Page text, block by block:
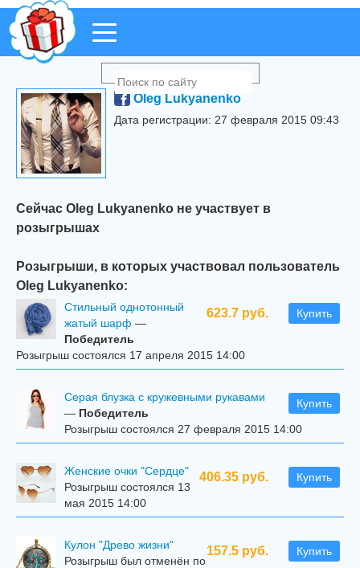
Oleg Lukyanenko
Дата регистрации: 27 февраля 2015 09:43
Сейчас Oleg Lukyanenko не участвует в
розыгрышах
Розыгрыши, в которых участвовал пользователь
Oleg Lukyanenko:
623.7 руб. Купить
Стильный однотонный
жатый шарф —
Победитель
Розыгрыш состоялся 17 апреля 2015 14:00
Купить
Серая блузка с кружевными рукавами
— Победитель
Розыгрыш состоялся 27 февраля 2015 14:00
406.35 руб. Купить
Женские очки "Сердце"
Розыгрыш состоялся 13
мая 2015 14:00
157.5 руб. Купить
Кулон "Древо жизни"
Розыгрыш был отменён по